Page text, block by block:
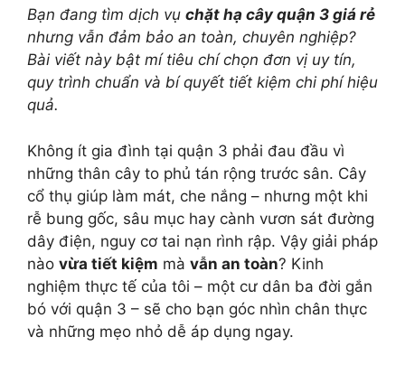
Bạn đang tìm dịch vụ chặt hạ cây quận 3 giá rẻ
nhưng vẫn đảm bảo an toàn, chuyên nghiệp?
Bài viết này bật mí tiêu chí chọn đơn vị uy tín,
quy trình chuẩn và bí quyết tiết kiệm chi phí hiệu
quả.
Không ít gia đình tại quận 3 phải đau đầu vì
những thân cây to phủ tán rộng trước sân. Cây
cổ thụ giúp làm mát, che nắng – nhưng một khi
rễ bung gốc, sâu mục hay cành vươn sát đường
dây điện, nguy cơ tai nạn rình rập. Vậy giải pháp
nào vừa tiết kiệm mà vẫn an toàn? Kinh
nghiệm thực tế của tôi – một cư dân ba đời gắn
bó với quận 3 – sẽ cho bạn góc nhìn chân thực
và những mẹo nhỏ dễ áp dụng ngay.